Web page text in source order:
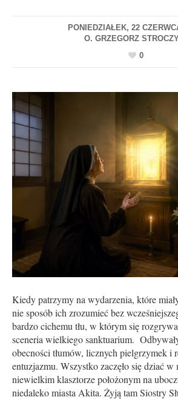
PONIEDZIAŁEK, 22
0
Kiedy patrzymy na wydarzenia, które
nie sposób ich zrozumieć bez
bardzo cichemu tłu, w którym się
sceneria wielkiego sanktuarium.
obecności tłumów, licznych pielgrzymek i
entuzjazmu. Wszystko zaczęło się dziać
niewielkim klasztorze położonym na
niedaleko miasta Akita. Żyją tam Siostry